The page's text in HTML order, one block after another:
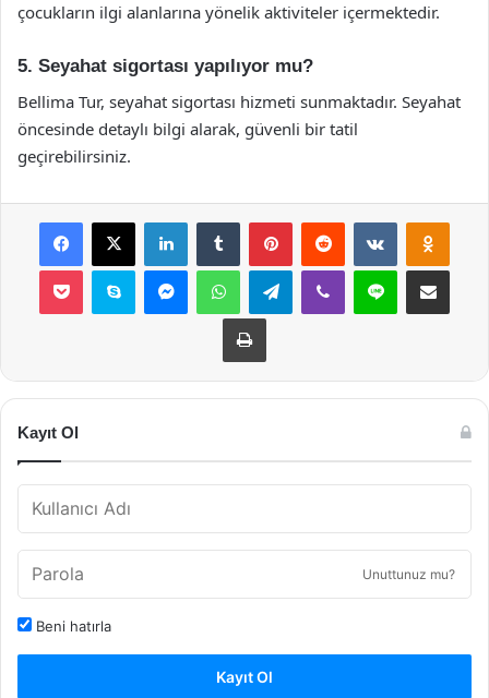
çocukların ilgi alanlarına yönelik aktiviteler içermektedir.
5. Seyahat sigortası yapılıyor mu?
Bellima Tur, seyahat sigortası hizmeti sunmaktadır. Seyahat
öncesinde detaylı bilgi alarak, güvenli bir tatil
geçirebilirsiniz.
Facebook
X LinkedInTumblr PinterestReddit VKontakte
Pocket Skype MessengerWhatsAppTelegramViber Line E-Posta ile
Yazdır
Kayıt Ol
Unuttunuz mu?
Beni hatırla
Kayıt Ol